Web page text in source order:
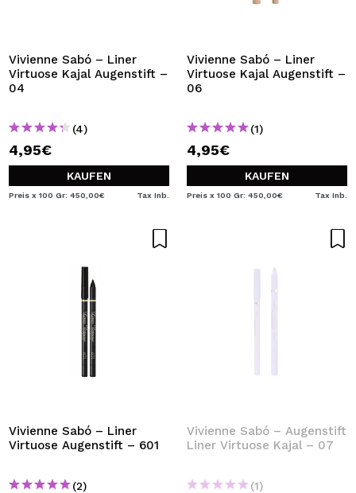
Vivienne Sabó – Liner
Virtuose Kajal Augenstift –
04
(4)
4,95€
KAUFEN
Preis x 100 Gr: 450,00€ Tax Inb.
Vivienne Sabó – Liner
Virtuose Kajal Augenstift –
06
(1)
4,95€
KAUFEN
Preis x 100 Gr: 450,00€ Tax Inb.
Vivienne Sabó – Liner
Virtuose Augenstift – 601
(2)
Vivienne Sabó – Augenstift
Liner Virtuose Kajal – 07
(1)